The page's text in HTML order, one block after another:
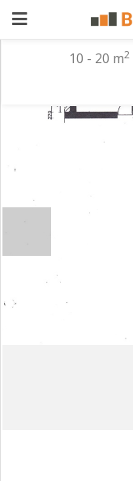
aanbieden
adverteren
Premium
10 - 20 m2